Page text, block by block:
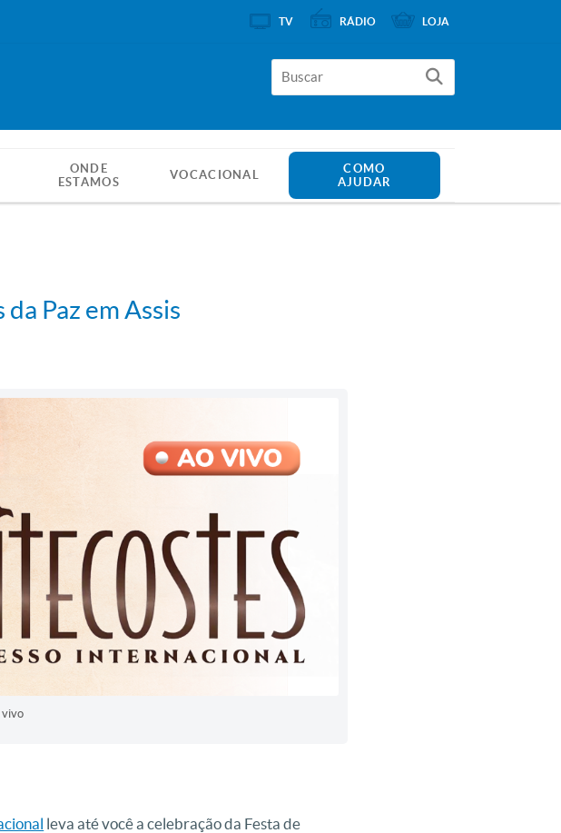
ONDE
ESTAMOS
VOCACIONAL
COMO
AJUDAR
Paz em Assis
vivo
leva até você a celebração da Festa de
TV RÁDIO LOJA